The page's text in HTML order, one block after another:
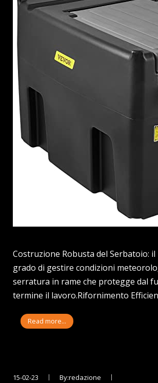
Costruzione Robusta del Serbatoio:
grado di gestire condizioni
serratura in rame che protegge dal
termine il lavoro.Rifornimento
Read more...
15-02-23
By:redazione